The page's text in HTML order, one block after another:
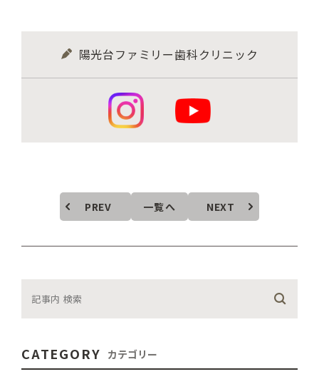
陽光台ファミリー歯科クリニック
PREV 一覧へ NEXT
CATEGORY カテゴリー